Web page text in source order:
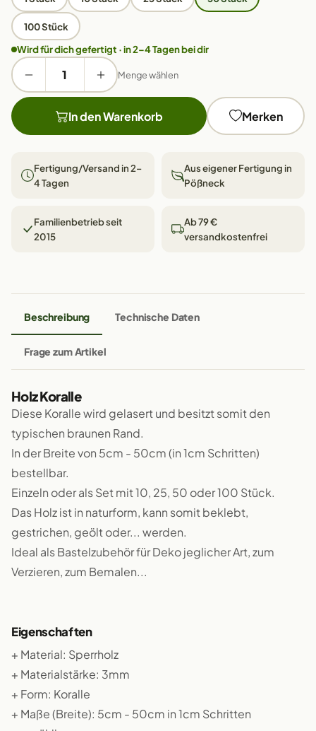
100 Stück
Wird für dich gefertigt · in 2–4 Tagen bei dir
Menge wählen
In den Warenkorb Merken
Fertigung/Versand in 2–
4 Tagen
Aus eigener Fertigung in
Pößneck
Familienbetrieb seit
2015
Ab 79 €
versandkostenfrei
Beschreibung Technische Daten
Frage zum Artikel
Holz Koralle
Diese Koralle wird gelasert und besitzt somit den
typischen braunen Rand.
In der Breite von 5cm - 50cm (in 1cm Schritten)
bestellbar.
Einzeln oder als Set mit 10, 25, 50 oder 100 Stück.
Das Holz ist in naturform, kann somit beklebt,
gestrichen, geölt oder... werden.
Ideal als Bastelzubehör für Deko jeglicher Art, zum
Verzieren, zum Bemalen...
Eigenschaften
+ Material: Sperrholz
+ Materialstärke: 3mm
+ Form: Koralle
+ Maße (Breite): 5cm - 50cm in 1cm Schritten